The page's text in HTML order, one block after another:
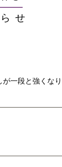
せ
一段と強くな